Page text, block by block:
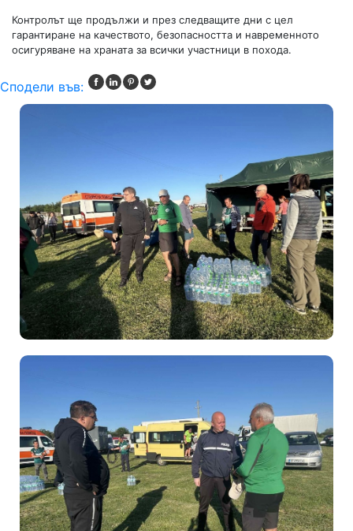
Контролът ще продължи и през следващите дни с цел
гарантиране на качеството, безопасността и навременното
осигуряване на храната за всички участници в похода.
Сподели във: